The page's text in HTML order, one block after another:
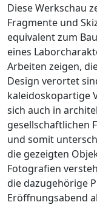
Diese Werkschau
Fragmente und
equivalent zum
eines
Arbeiten zeigen,
Design verortet
kaleidoskopartige
sich auch in
gesellschaftlichen
und somit
die gezeigten
Fotografien
die dazugehörige
Eröffnungsabend